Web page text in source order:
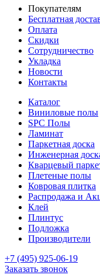
Покупателям
Бесплатная
Оплата
Скидки
Сотрудничество
Укладка
Новости
Контакты
Каталог
Виниловые полы
SPC Полы
Ламинат
Паркетная доска
Инженерная
Кварцевый
Плетеные полы
Ковровая плитка
Распродажа и
Клей
Плинтус
Подложка
Производители
+7 (495) 925-06-19
Заказать звонок